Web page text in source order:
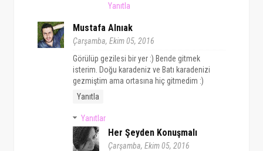
Yanıtla
Mustafa Alnıak
Çarşamba, Ekim 05, 2016
Görülüp gezilesi bir yer :) Bende gitmek
isterim. Doğu karadeniz ve Batı karadenizi
gezmiştim ama ortasına hiç gitmedim :)
Yanıtla
Yanıtlar
Her Şeyden Konuşmalı
Çarşamba, Ekim 05, 2016